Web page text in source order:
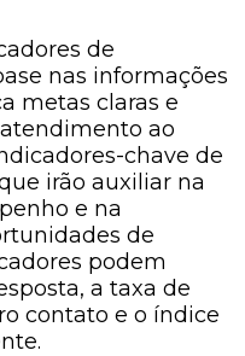
de
nas informações
metas claras e
ao
chave de
irão auxiliar na
e na
de
podem
a taxa de
contato e o índice